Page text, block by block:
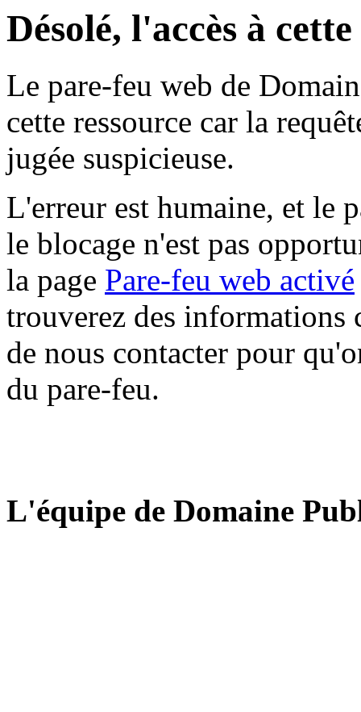
Désolé, l'accès à
Le pare-feu web de
cette ressource car la
jugée suspicieuse.
L'erreur est humaine, et le
le blocage n'est pas
la page Pare-feu web activé
trouverez des informations
de nous contacter pour
du pare-feu.
L'équipe de Domaine